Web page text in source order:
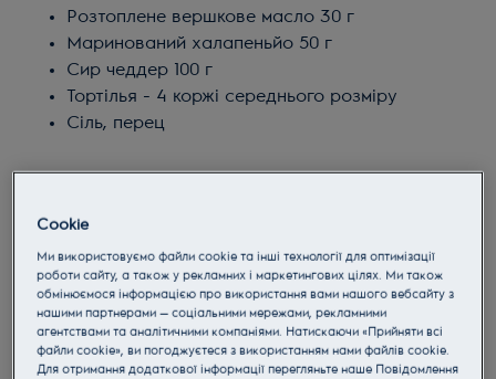
Розтоплене вершкове масло 30 г
Маринований халапеньйо 50 г
Сир чеддер 100 г
Тортілья - 4 коржі середнього розміру
Сіль, перец
Cookie
Ми використовуємо файли cookie та інші технології для оптимізації
роботи сайту, а також у рекламних і маркетингових цілях. Ми також
обмінюємося інформацією про використання вами нашого вебсайту з
нашими партнерами — соціальними мережами, рекламними
агентствами та аналітичними компаніями. Натискаючи «Прийняти всі
файли cookie», ви погоджуєтеся з використанням нами файлів cookie.
Для отримання додаткової інформації перегляньте наше Пoвідомлення